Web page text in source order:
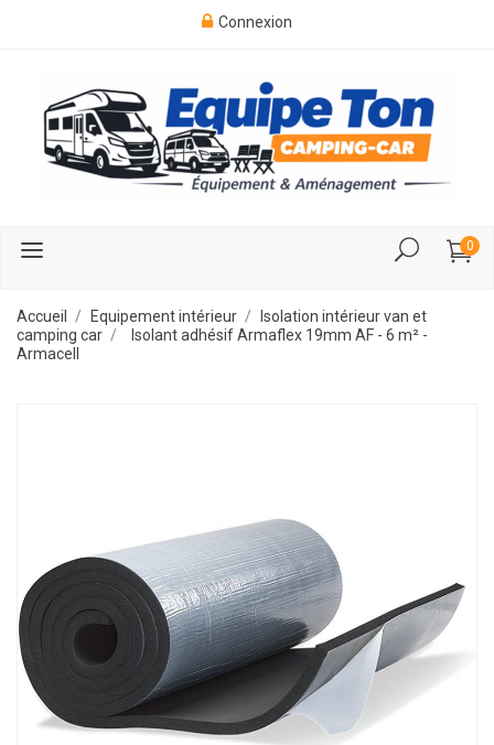
Connexion
0
Accueil Equipement intérieur
Isolation intérieur van et
camping car
Isolant adhésif Armaflex 19mm AF - 6 m² -
Armacell